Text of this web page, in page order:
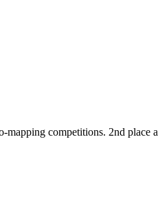
competitions. 2nd place